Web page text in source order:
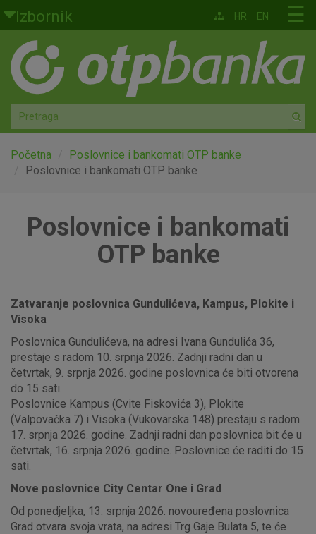
Skoči na glavni sadržaj
Izbornik
Građani
Privatno bankarstvo
Agro
Mala poduzeća i obrtnici
Globalna tržišta
☰
HR EN
Početna
Poslovnice i bankomati OTP banke
Poslovnice i bankomati OTP banke
Poslovnice i bankomati
OTP banke
Zatvaranje poslovnica Gundulićeva, Kampus, Plokite i
Visoka
Poslovnica Gundulićeva, na adresi Ivana Gundulića 36,
prestaje s radom 10. srpnja 2026. Zadnji radni dan u
četvrtak, 9. srpnja 2026. godine poslovnica će biti otvorena
do 15 sati.
Poslovnice Kampus (Cvite Fiskovića 3), Plokite
(Valpovačka 7) i Visoka (Vukovarska 148) prestaju s radom
17. srpnja 2026. godine. Zadnji radni dan poslovnica bit će u
četvrtak, 16. srpnja 2026. godine. Poslovnice će raditi do 15
sati.
Nove poslovnice City Centar One i Grad
Od ponedjeljka, 13. srpnja 2026. novouređena poslovnica
Grad otvara svoja vrata, na adresi Trg Gaje Bulata 5, te će